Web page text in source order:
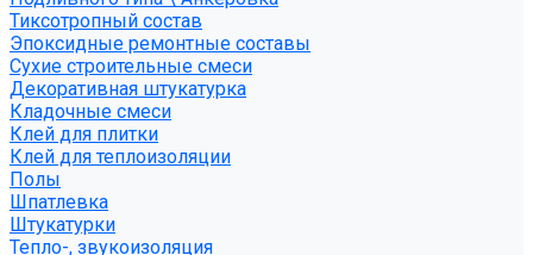
Тиксотропный состав
Эпоксидные ремонтные составы
Сухие строительные смеси
Декоративная штукатурка
Кладочные смеси
Клей для плитки
Клей для теплоизоляции
Полы
Шпатлевка
Штукатурки
Тепло-, звукоизоляция